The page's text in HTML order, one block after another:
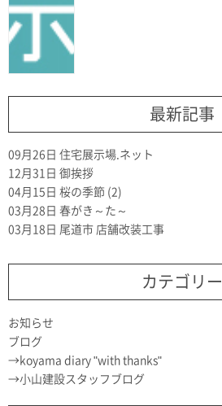
最新記事
09月26日 住宅展示場.ネット
12月31日 御挨拶
04月15日 桜の季節 (2)
03月28日 春がき～た～
03月18日 尾道市 店舗改装工事
カテゴリー
お知らせ
ブログ
koyama diary "with thanks"
小山建設スタッフブログ